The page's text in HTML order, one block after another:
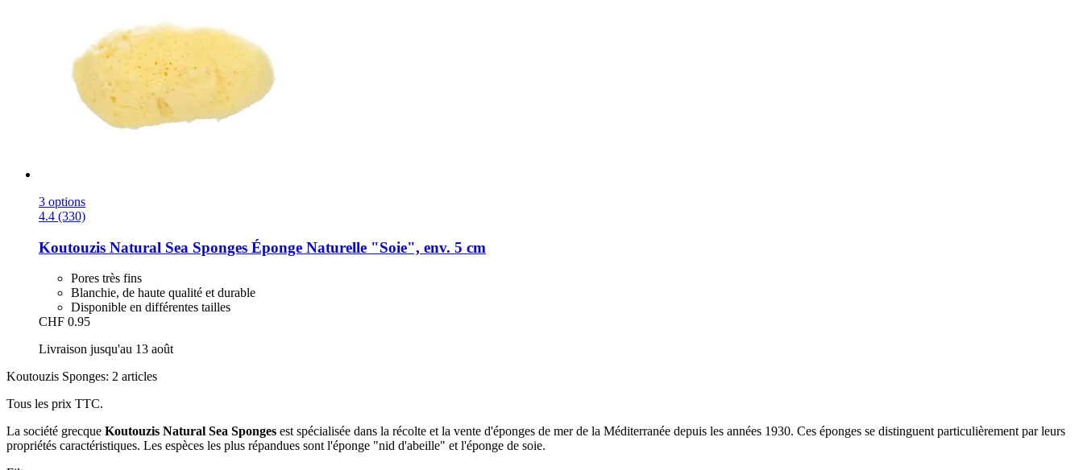
3 options
4.4 (330)
Koutouzis Natural Sea Sponges Éponge Naturelle "Soie", env. 5 cm
Pores très fins
Blanchie, de haute qualité et durable
Disponible en différentes tailles
CHF 0.95
Livraison jusqu'au 13 août
Koutouzis Sponges: 2 articles
Tous les prix TTC.
La société grecque Koutouzis Natural Sea Sponges est spécialisée dans la récolte et la vente d'éponges de mer de la Méditerranée depuis les années 1930. Ces éponges se distinguent particulièrement par leurs
propriétés caractéristiques. Les espèces les plus répandues sont l'éponge "nid d'abeille" et l'éponge de soie.